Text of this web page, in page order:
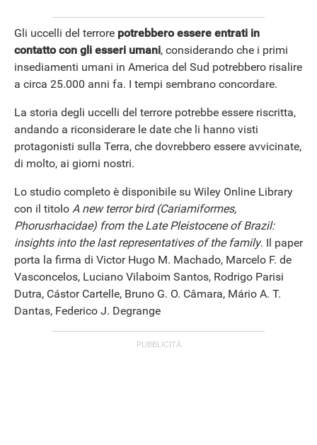
Gli uccelli del terrore potrebbero essere entrati in
contatto con gli esseri umani, considerando che i primi
insediamenti umani in America del Sud potrebbero risalire
a circa 25.000 anni fa. I tempi sembrano concordare.
La storia degli uccelli del terrore potrebbe essere riscritta,
andando a riconsiderare le date che li hanno visti
protagonisti sulla Terra, che dovrebbero essere avvicinate,
di molto, ai giorni nostri.
Lo studio completo è disponibile su Wiley Online Library
con il titolo A new terror bird (Cariamiformes,
Phorusrhacidae) from the Late Pleistocene of Brazil:
insights into the last representatives of the family. Il paper
porta la firma di Victor Hugo M. Machado, Marcelo F. de
Vasconcelos, Luciano Vilaboim Santos, Rodrigo Parisi
Dutra, Cástor Cartelle, Bruno G. O. Câmara, Mário A. T.
Dantas, Federico J. Degrange